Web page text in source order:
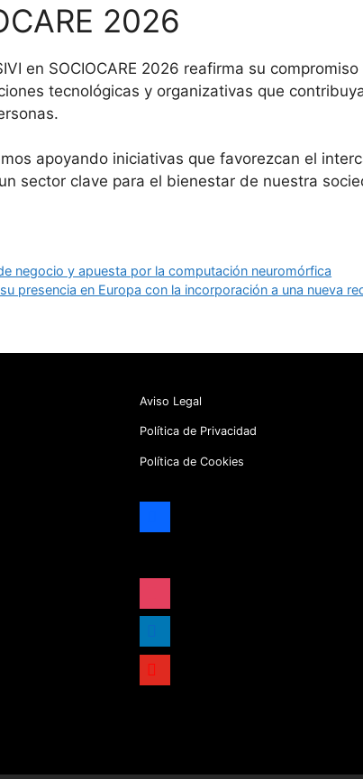
2026
en SOCIOCARE 2026 reafirma su
tecnológicas y organizativas que
apoyando iniciativas que favorezcan el
sector clave para el bienestar de nuestra
negocio y apuesta por la computación neuromórfica
presencia en Europa con la incorporación a una nueva
Aviso Legal
Política de Privacidad
Política de Cookies
youtube